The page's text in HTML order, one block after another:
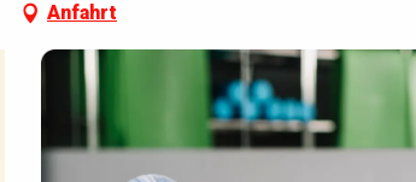
Anfahrt